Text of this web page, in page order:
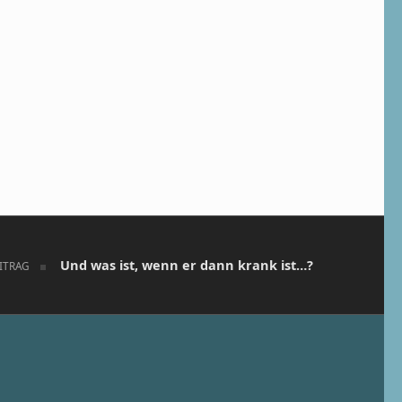
Und was ist, wenn er dann krank ist…?